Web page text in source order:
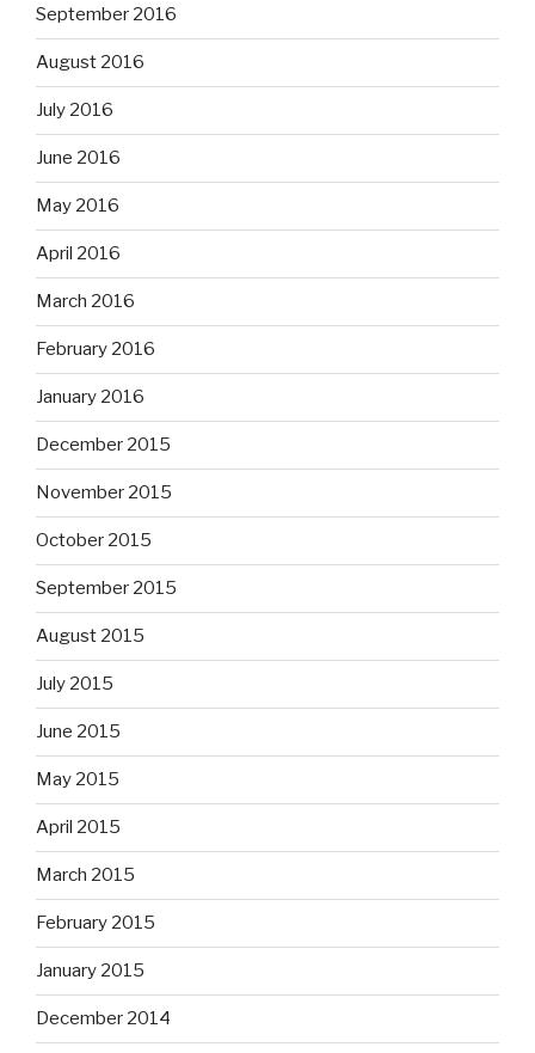
September 2016
August 2016
July 2016
June 2016
May 2016
April 2016
March 2016
February 2016
January 2016
December 2015
November 2015
October 2015
September 2015
August 2015
July 2015
June 2015
May 2015
April 2015
March 2015
February 2015
January 2015
December 2014